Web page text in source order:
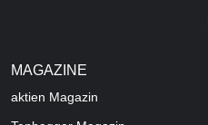
MAGAZINE
aktien Magazin